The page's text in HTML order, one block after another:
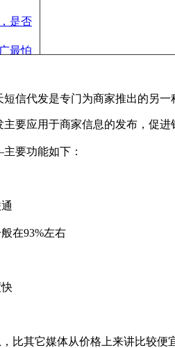
是否
最怕
短信代发是专门为商家推出的另
主要应用于商家信息的发布，促
要功能如下：
在93%左右
比其它媒体从价格上来讲比较